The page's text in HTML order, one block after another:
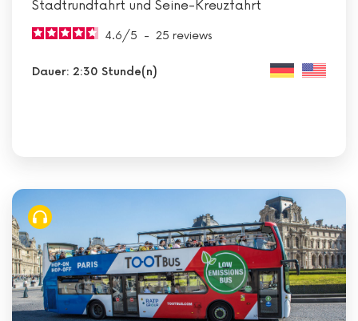
Stadtrundfahrt und Seine-Kreuzfahrt
4.6/5 - 25 reviews
Dauer: 2:30 Stunde(n)